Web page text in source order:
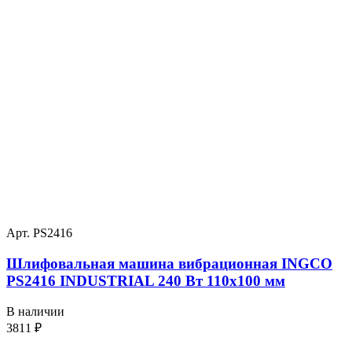
Арт. PS2416
Шлифовальная машина вибрационная INGCO
PS2416 INDUSTRIAL 240 Вт 110х100 мм
В наличии
3811 ₽